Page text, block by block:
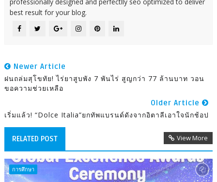
best result for your blog.
Newer Article
ฝนถล่มสุโขทัย! ไร่ยาสูบพัง 7 พันไร่ สูญกว่า 77 ล้านบาท วอน
ขอความช่วยเหลือ
Older Article
เริ่มแล้ว! “Dolce Italia”ยกทัพแบรนด์ดังจากอิตาลีเอาใจนักช้อป
RELATED POST View More
การศึกษา